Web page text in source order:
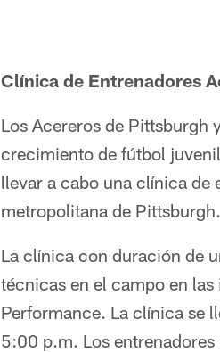
Clínica de Entrenadores
Los Acereros de Pittsburgh
crecimiento de fútbol
llevar a cabo una clínica de
metropolitana de Pittsburgh.
La clínica con duración de
técnicas en el campo en
Performance. La clínica se
5:00 p.m. Los